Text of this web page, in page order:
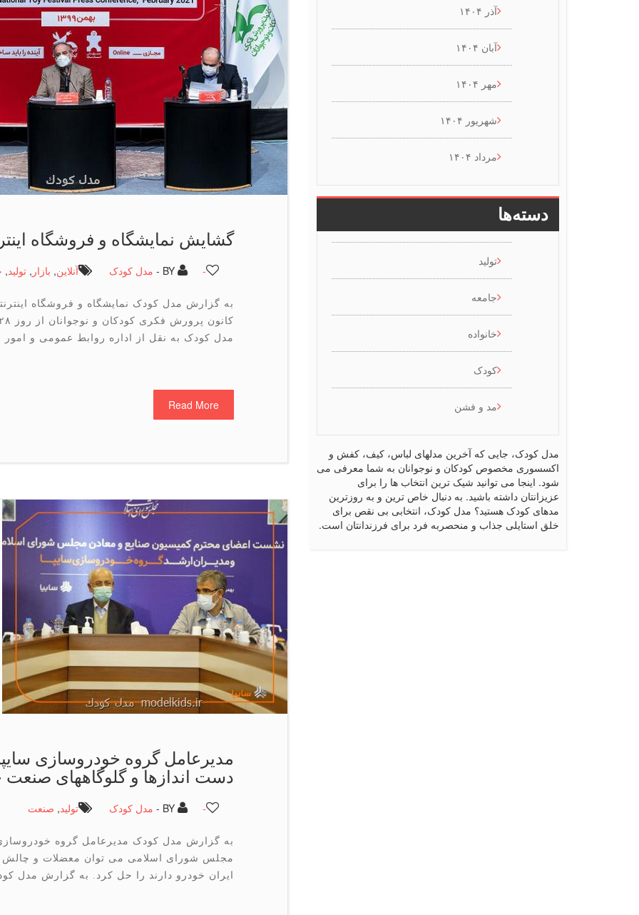
گشایش نمایشگاه و فروشگاه
BY - مدل کودک آنلاین, بازار , تولید, -
به گزارش مدل کودک نمایشگاه و فروشگاه
مدل کودک به نقل از اداره روابط عمومی و
Read More
مدیرعامل گروه خودروسازی
دست اندازها و گلوگاههای صنعت
BY - مدل کودک تولید, صنعت -
به گزارش مدل کودک مدیرعامل گروه خودروسازی
مجلس شورای اسلامی می توان معضلات و چالش
ایران خودرو دارند را حل کرد. به گزارش مدل
آذر ۱۴۰۴
آبان ۱۴۰۴
مهر ۱۴۰۴
شهریور ۱۴۰۴
مرداد ۱۴۰۴
دسته‌ها
تولید
جامعه
خانواده
کودک
مد و فشن
مدل کودک، جایی که آخرین مدلهای لباس، کیف، کفش و
اکسسوری مخصوص کودکان و نوجوانان به شما معرفی می
شود. اینجا می توانید شیک ترین انتخاب ها را برای
عزیزانتان داشته باشید. به دنبال خاص ترین و به روزترین
مدهای کودک هستید؟ مدل کودک، انتخابی بی نقص برای
خلق استایلی جذاب و منحصربه فرد برای فرزندانتان است.